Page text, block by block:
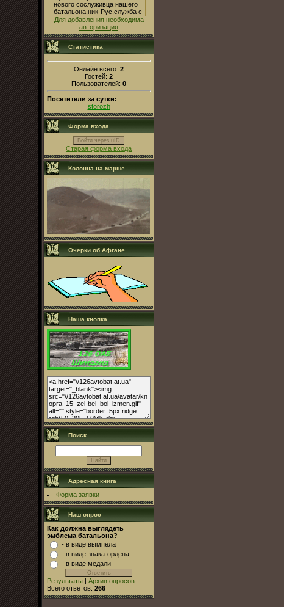
Для добавления необходима
авторизация
Статистика
Онлайн всего: 2
Гостей: 2
Пользователей: 0
Посетители за сутки:
storozh
Форма входа
Войти через uID
Старая форма входа
Колонна на марше
Очерки об Афгане
Наша кнопка
Поиск
Адресная книга
Форма заявки
Наш опрос
Как должна выглядеть
эмблема батальона?
- в виде вымпела
- в виде знака-ордена
- в виде медали
Результаты | Архив опросов
Всего ответов: 266